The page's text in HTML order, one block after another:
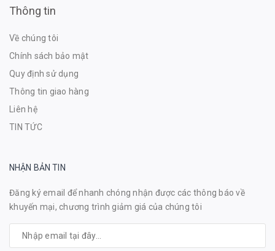
Thông tin
Về chúng tôi
Chính sách bảo mật
Quy định sử dụng
Thông tin giao hàng
Liên hệ
TIN TỨC
NHẬN BẢN TIN
Đăng ký email để nhanh chóng nhận được các thông báo về
khuyến mại, chương trình giảm giá của chúng tôi